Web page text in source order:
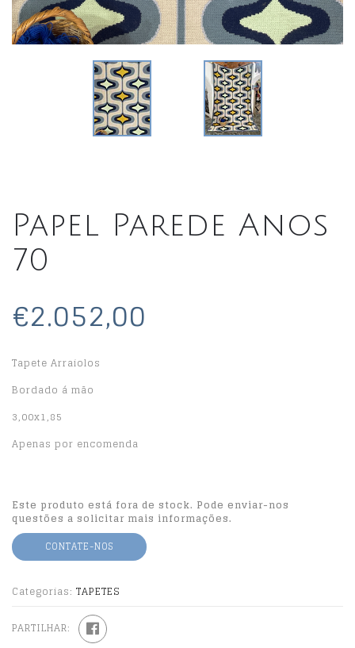
Papel Parede Anos
70
€2.052,00
Tapete Arraiolos
Bordado á mão
3,00x1,85
Apenas por encomenda
Este produto está fora de stock. Pode enviar-nos
questões a solicitar mais informações.
CONTATE-NOS
Categorias: TAPETES
PARTILHAR: